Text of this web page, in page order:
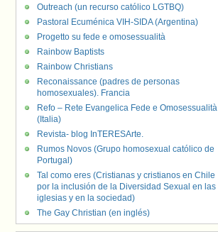
Outreach (un recurso católico LGTBQ)
Pastoral Ecuménica VIH-SIDA (Argentina)
Progetto su fede e omosessualità
Rainbow Baptists
Rainbow Christians
Reconaissance (padres de personas
homosexuales). Francia
Refo – Rete Evangelica Fede e Omosessualità
(Italia)
Revista- blog InTERESArte.
Rumos Novos (Grupo homosexual católico de
Portugal)
Tal como eres (Cristianas y cristianos en Chile
por la inclusión de la Diversidad Sexual en las
iglesias y en la sociedad)
The Gay Christian (en inglés)